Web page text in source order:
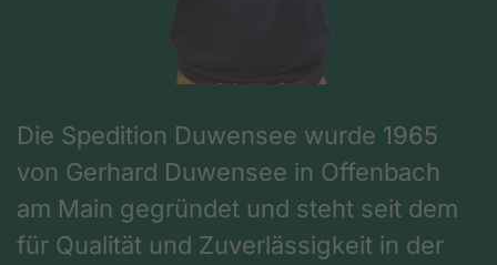
Die Spedition Duwensee wurde 1965
von Gerhard Duwensee in Offenbach
am Main gegründet und steht seit dem
für Qualität und Zuverlässigkeit in der